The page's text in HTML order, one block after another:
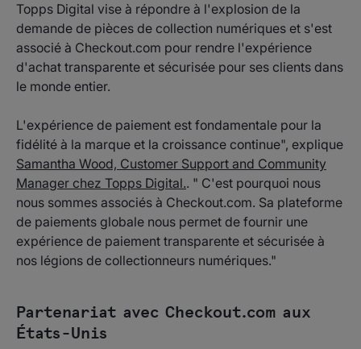
Topps Digital vise à répondre à l'explosion de la
demande de pièces de collection numériques et s'est
associé à Checkout.com pour rendre l'expérience
d'achat transparente et sécurisée pour ses clients dans
le monde entier.
L'expérience de paiement est fondamentale pour la
fidélité à la marque et la croissance continue", explique
Samantha Wood, Customer Support and Community
Manager chez Topps Digital.. " C'est pourquoi nous
nous sommes associés à Checkout.com. Sa plateforme
de paiements globale nous permet de fournir une
expérience de paiement transparente et sécurisée à
nos légions de collectionneurs numériques."
Partenariat avec Checkout.com aux
États-Unis